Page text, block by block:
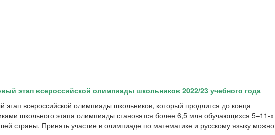
этап всероссийской олимпиады школьников 2022/23 учебного года
этап всероссийской олимпиады школьников, который продлится до конца
школьного этапа олимпиады становятся более 6,5 млн обучающихся 5–11-х
страны. Принять участие в олимпиаде по математике и русскому языку можно